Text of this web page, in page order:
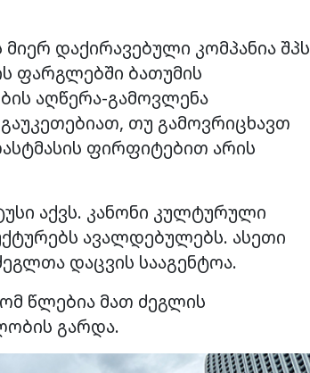
დაქირავებული კომპანია შპს
ფარგლებში ბათუმის
აღწერა-გამოვლენა
თუ გამოვრიცხავთ
ფირფიტებით არის
აქვს. კანონი კულტურული
ავალდებულებს. ასეთი
დაცვის სააგენტოა.
წლებია მათ ძეგლის
გარდა.